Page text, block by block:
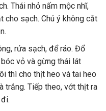
Thái nhỏ nấm mộc nhĩ,
cho sạch. Chú ý không cắt
rửa sạch, để ráo. Đổ
bóc vỏ và gừng thái lát
thì cho thịt heo và tai heo
trắng. Tiếp theo, vớt thịt ra
đi.